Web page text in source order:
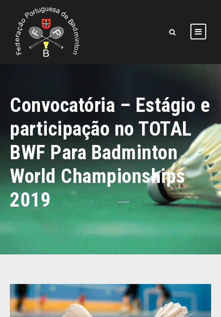
Convocatória – Estágio e
participação no TOTAL
BWF Para Badminton
World Championships
2019